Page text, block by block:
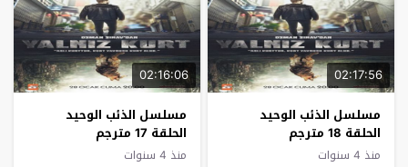
02:17:56
مسلسل الذئب الوحيد
الحلقة 18 مترجم
منذ 4 سنوات
02:16:06
مسلسل الذئب الوحيد
الحلقة 17 مترجم
منذ 4 سنوات